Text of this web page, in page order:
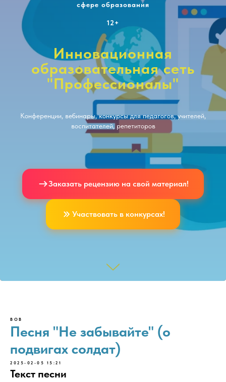
сфере образования
12+
Инновационная
образовательная сеть
"Профессионалы"
Конференции, вебинары, конкурсы для педагогов, учителей,
воспитателей, репетиторов
Заказать рецензию на свой материал!
Участвовать в конкурсах!
ВОВ
Песня "Не забывайте" (о
подвигах солдат)
2025-02-05 15:21
Текст песни